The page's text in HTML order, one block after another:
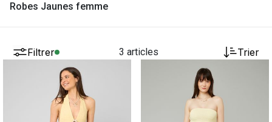
Robes Jaunes femme
Filtrer 3 articles Trier